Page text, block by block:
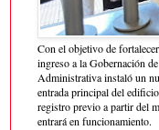
Con el objetivo de
ingreso a la Gobernación
Administrativa instaló un
entrada principal del
registro previo a partir del
entrará en funcionamiento.